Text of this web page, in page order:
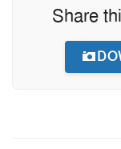
Share